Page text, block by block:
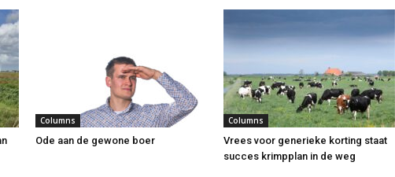
Columns
Ode aan de gewone boer
Columns
Vrees voor generieke korting staat
succes krimpplan in de weg